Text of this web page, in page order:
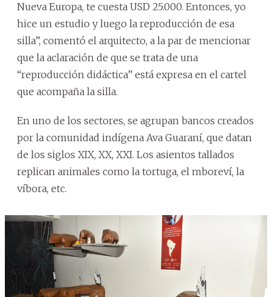
Nueva Europa, te cuesta USD 25.000. Entonces, yo
hice un estudio y luego la reproducción de esa
silla”, comentó el arquitecto, a la par de mencionar
que la aclaración de que se trata de una
“reproducción didáctica” está expresa en el cartel
que acompaña la silla.
En uno de los sectores, se agrupan bancos creados
por la comunidad indígena Ava Guaraní, que datan
de los siglos XIX, XX, XXI. Los asientos tallados
replican animales como la tortuga, el mboreví, la
víbora, etc.